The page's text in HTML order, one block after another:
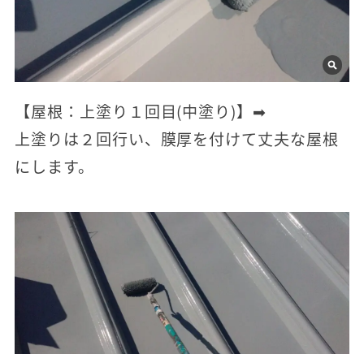
【屋根：上塗り１回目(中塗り)】➡
上塗りは２回行い、膜厚を付けて丈夫な屋根
にします。